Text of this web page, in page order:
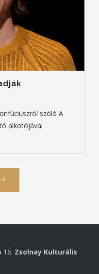
szóló A
alkotójával
16. Zsolnay Kulturális